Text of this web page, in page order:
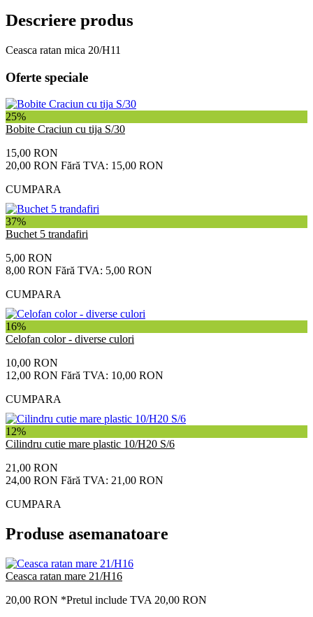
Descriere produs
Ceasca ratan mica 20/H11
Oferte speciale
25%
Bobite Craciun cu tija S/30
15,00 RON
20,00 RON Fără TVA: 15,00 RON
CUMPARA
37%
Buchet 5 trandafiri
5,00 RON
8,00 RON Fără TVA: 5,00 RON
CUMPARA
16%
Celofan color - diverse culori
10,00 RON
12,00 RON Fără TVA: 10,00 RON
CUMPARA
12%
Cilindru cutie mare plastic 10/H20 S/6
21,00 RON
24,00 RON Fără TVA: 21,00 RON
CUMPARA
Produse asemanatoare
Ceasca ratan mare 21/H16
20,00 RON *Pretul include TVA 20,00 RON